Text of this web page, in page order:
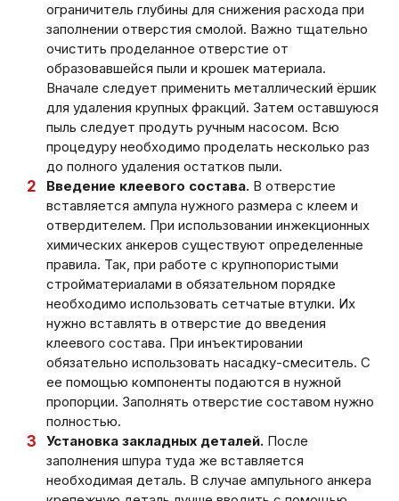
ограничитель глубины для снижения расхода при
заполнении отверстия смолой. Важно тщательно
очистить проделанное отверстие от
образовавшейся пыли и крошек материала.
Вначале следует применить металлический ёршик
для удаления крупных фракций. Затем оставшуюся
пыль следует продуть ручным насосом. Всю
процедуру необходимо проделать несколько раз
до полного удаления остатков пыли.
Введение клеевого состава. В отверстие
вставляется ампула нужного размера с клеем и
отвердителем. При использовании инжекционных
химических анкеров существуют определенные
правила. Так, при работе с крупнопористыми
стройматериалами в обязательном порядке
необходимо использовать сетчатые втулки. Их
нужно вставлять в отверстие до введения
клеевого состава. При инъектировании
обязательно использовать насадку-смеситель. С
ее помощью компоненты подаются в нужной
пропорции. Заполнять отверстие составом нужно
полностью.
Установка закладных деталей. После
заполнения шпура туда же вставляется
необходимая деталь. В случае ампульного анкера